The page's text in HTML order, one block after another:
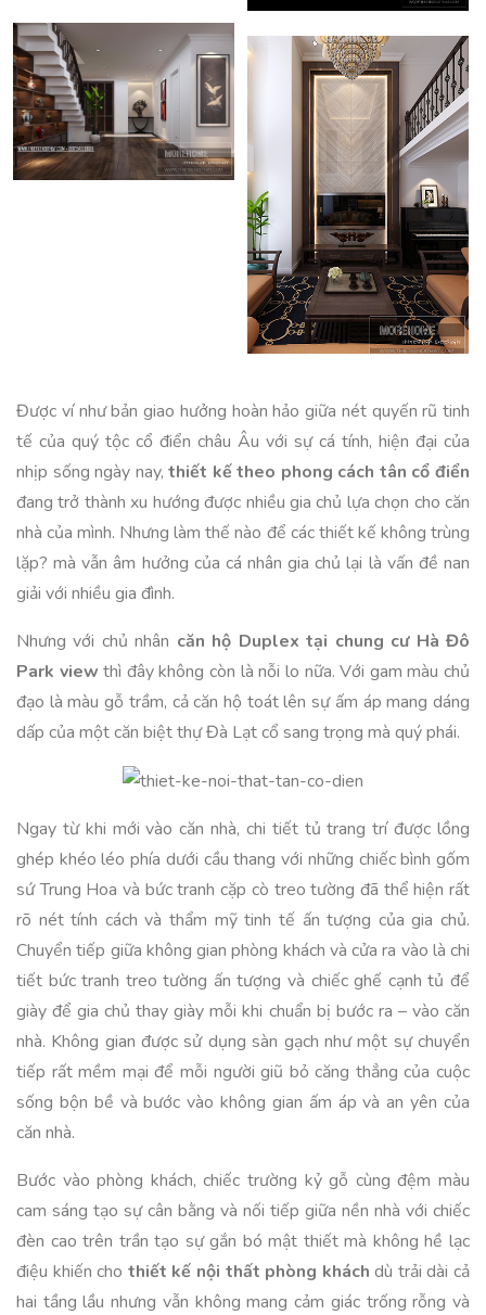
Được ví như bản giao hưởng hoàn hảo giữa nét quyến rũ tinh
tế của quý tộc cổ điển châu Âu với sự cá tính, hiện đại của
nhịp sống ngày nay,thiết kế theo phong cách tân cổ điển
đang trở thành xu hướng được nhiều gia chủ lựa chọn cho căn
nhà của mình. Nhưng làm thế nào để các thiết kế không trùng
lặp? mà vẫn âm hưởng của cá nhân gia chủ lại là vấn đề nan
giải với nhiều gia đình.
Nhưng với chủ nhân căn hộ Duplex tại chung cư Hà Đô
Park view thì đây không còn là nỗi lo nữa. Với gam màu chủ
đạo là màu gỗ trầm, cả căn hộ toát lên sự ấm áp mang dáng
dấp của một căn biệt thự Đà Lạt cổ sang trọng mà quý phái.
Ngay từ khi mới vào căn nhà, chi tiết tủ trang trí được lồng
ghép khéo léo phía dưới cầu thang với những chiếc bình gốm
sứ Trung Hoa và bức tranh cặp cò treo tường đã thể hiện rất
rõ nét tính cách và thẩm mỹ tinh tế ấn tượng của gia chủ.
Chuyển tiếp giữa không gian phòng khách và cửa ra vào là chi
tiết bức tranh treo tường ấn tượng và chiếc ghế cạnh tủ để
giày để gia chủ thay giày mỗi khi chuẩn bị bước ra – vào căn
nhà. Không gian được sử dụng sàn gạch như một sự chuyển
tiếp rất mềm mại để mỗi người giũ bỏ căng thẳng của cuộc
sống bộn bề và bước vào không gian ấm áp và an yên của
căn nhà.
Bước vào phòng khách, chiếc trường kỷ gỗ cùng đệm màu
cam sáng tạo sự cân bằng và nối tiếp giữa nền nhà với chiếc
đèn cao trên trần tạo sự gắn bó mật thiết mà không hề lạc
điệu khiến cho thiết kế nội thất phòng khách dù trải dài cả
hai tầng lầu nhưng vẫn không mang cảm giác trống rỗng và